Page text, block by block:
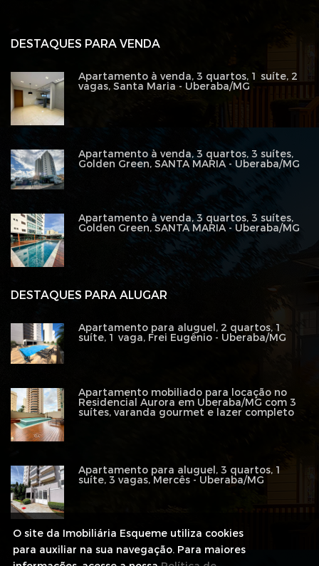
DESTAQUES PARA ALUGAR
Apartamento para aluguel, 2 quartos, 1
suíte, 1 vaga, Frei Eugênio - Uberaba/MG
Apartamento mobiliado para locação no
Residencial Aurora em Uberaba/MG com 3
suítes, varanda gourmet e lazer completo
Apartamento para aluguel, 3 quartos, 1
suíte, 3 vagas, Mercês - Uberaba/MG
DESTAQUES PARA VENDA
Apartamento à venda, 3 quartos, 1 suíte, 2
vagas, Santa Maria - Uberaba/MG
Apartamento à venda, 3 quartos, 3 suítes,
Golden Green, SANTA MARIA - Uberaba/MG
Apartamento à venda, 3 quartos, 3 suítes,
Golden Green, SANTA MARIA - Uberaba/MG
O site da Imobiliária Esqueme utiliza cookies
para auxiliar na sua navegação. Para maiores